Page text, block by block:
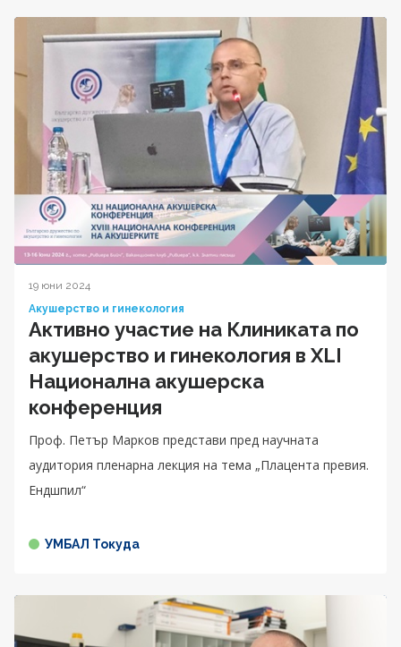
19 юни 2024
Акушерство и гинекология
Активно участие на Клиниката по
акушерство и гинекология в XLI
Национална акушерска
конференция
Проф. Петър Марков представи пред научната
аудитория пленарна лекция на тема „Плацента превия.
Ендшпил“
УМБАЛ Токуда